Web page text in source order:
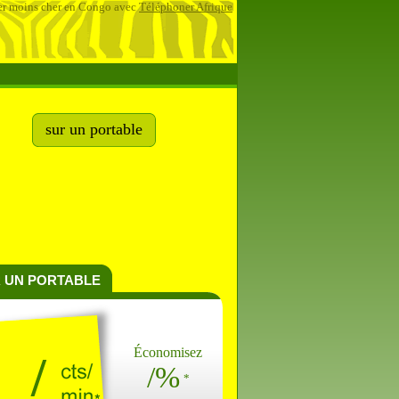
moins cher en Congo avecTéléphoner Afrique
sur un portable
UN PORTABLE
/ Économisez
/% *